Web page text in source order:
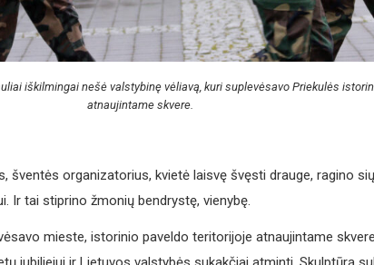
iškilmingai nešė valstybinę vėliavą, kuri suplevėsavo Priekulės
atnaujintame skvere.
šventės organizatorius, kvietė laisvę švęsti drauge, ragino
Ir tai stiprino žmonių bendrystę, vienybę.
mieste, istorinio paveldo teritorijoje atnaujintame